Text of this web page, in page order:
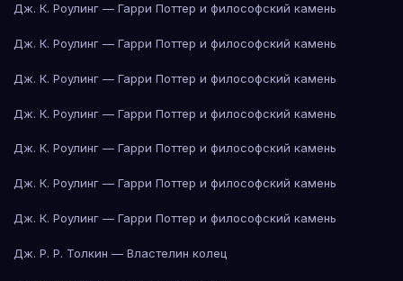
Дж. К. Роулинг — Гарри Поттер и философский камень
Дж. К. Роулинг — Гарри Поттер и философский камень
Дж. К. Роулинг — Гарри Поттер и философский камень
Дж. К. Роулинг — Гарри Поттер и философский камень
Дж. К. Роулинг — Гарри Поттер и философский камень
Дж. К. Роулинг — Гарри Поттер и философский камень
Дж. К. Роулинг — Гарри Поттер и философский камень
Дж. Р. Р. Толкин — Властелин колец